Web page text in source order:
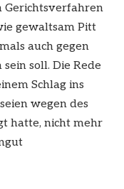
Gerichtsverfahren
gewaltsam Pitt
auch gegen
soll. Die Rede
Schlag ins
wegen des
hatte, nicht mehr